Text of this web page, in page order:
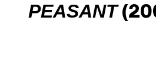
PEASANT